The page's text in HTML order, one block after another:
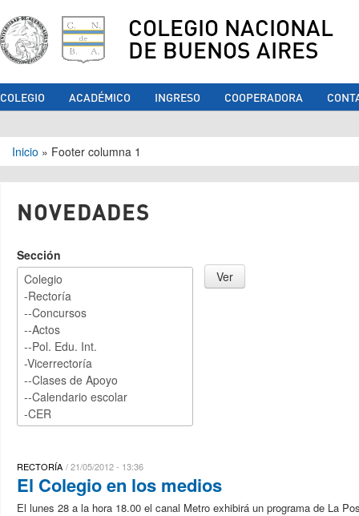
COLEGIO NACIONAL
DE BUENOS AIRES
COLEGIO ACADÉMICO INGRESO COOPERADORA
Se encuentra usted aquí
Inicio » Footer columna 1
NOVEDADES
Sección
RECTORÍA 21/05/2012 - 13:36
El Colegio en los medios
El lunes 28 a la hora 18.00 el canal Metro exhibirá un programa de La